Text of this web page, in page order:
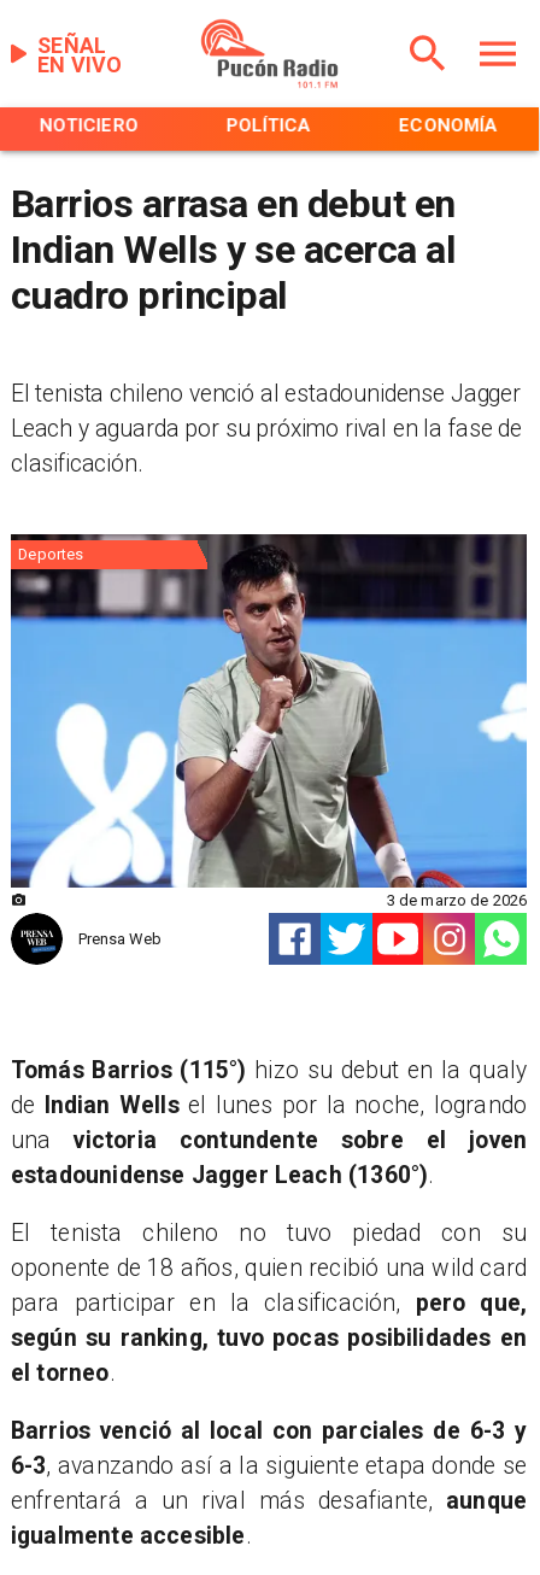
EN VIVO
SEÑAL
NOTICIERO POLÍTICA ECONOMÍA
Barrios arrasa en debut en
Indian Wells y se acerca al
cuadro principal
El tenista chileno venció al estadounidense Jagger
Leach y aguarda por su próximo rival en la fase de
clasificación.
Deportes
Prensa Web
3 de marzo de 2026
Tomás Barrios (115°) hizo su debut en la qualy
de
Indian Wellsel lunes por la noche, logrando
unavictoria contundente sobre el joven
estadounidense Jagger Leach (1360°).
El tenista chileno no tuvo piedad con su
oponente de 18 años, quien recibió una wild card
para participar en la clasificación, pero que,
según su ranking, tuvo pocas posibilidades en
el torneo.
Barrios venció al local con parciales de 6-3 y
6-3, avanzando así a la siguiente etapa donde se
enfrentará a un rival más desafiante, aunque
igualmente accesible.